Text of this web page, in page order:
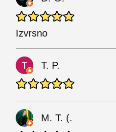
Izvrsno
T. P.
M. T. (.